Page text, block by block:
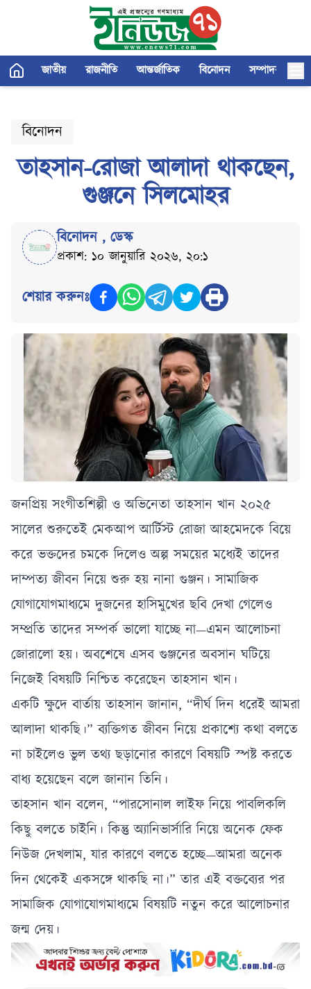
জাতীয় রাজনীতি আন্তর্জাতিক বিনোদন সম্পাদকীয়
বিনোদন
তাহসান-রোজা আলাদা থাকছেন,
গুঞ্জনে সিলমোহর
বিনোদন , ডেস্ক
প্রকাশ: ১০ জানুয়ারি ২০২৬, ২০:১
শেয়ার করুনঃ
জনপ্রিয় সংগীতশিল্পী ও অভিনেতা তাহসান খান ২০২৫
সালের শুরুতেই মেকআপ আর্টিস্ট রোজা আহমেদকে বিয়ে
করে ভক্তদের চমকে দিলেও অল্প সময়ের মধ্যেই তাদের
দাম্পত্য জীবন নিয়ে শুরু হয় নানা গুঞ্জন। সামাজিক
যোগাযোগমাধ্যমে দুজনের হাসিমুখের ছবি দেখা গেলেও
সম্প্রতি তাদের সম্পর্ক ভালো যাচ্ছে না—এমন আলোচনা
জোরালো হয়। অবশেষে এসব গুঞ্জনের অবসান ঘটিয়ে
নিজেই বিষয়টি নিশ্চিত করেছেন তাহসান খান।
একটি ক্ষুদে বার্তায় তাহসান জানান, “দীর্ঘ দিন ধরেই আমরা
আলাদা থাকছি।” ব্যক্তিগত জীবন নিয়ে প্রকাশ্যে কথা বলতে
না চাইলেও ভুল তথ্য ছড়ানোর কারণে বিষয়টি স্পষ্ট করতে
বাধ্য হয়েছেন বলে জানান তিনি।
তাহসান খান বলেন, “পারসোনাল লাইফ নিয়ে পাবলিকলি
কিছু বলতে চাইনি। কিন্তু অ্যানিভার্সারি নিয়ে অনেক ফেক
নিউজ দেখলাম, যার কারণে বলতে হচ্ছে—আমরা অনেক
দিন থেকেই একসঙ্গে থাকছি না।” তার এই বক্তব্যের পর
সামাজিক যোগাযোগমাধ্যমে বিষয়টি নতুন করে আলোচনার
জন্ম দেয়।